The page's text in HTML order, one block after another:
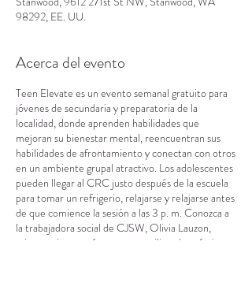
98292, EE. UU.
Acerca del evento
Teen Elevate es un evento semanal gratuito para
jóvenes de secundaria y preparatoria de la
localidad, donde aprenden habilidades que
mejoran su bienestar mental, reencuentran sus
habilidades de afrontamiento y conectan con otros
en un ambiente grupal atractivo. Los adolescentes
pueden llegar al CRC justo después de la escuela
para tomar un refrigerio, relajarse y relajarse antes
de que comience la sesión a las 3 p. m. Conozca a
la trabajadora social de CJSW, Olivia Lauzon,
mientras interactúa en grupo utilizando prácticas